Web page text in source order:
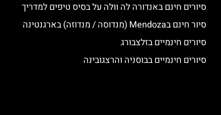
סיורים חינם באנדורה לה וולה על בסיס טיפים למדריך
סיור חינם בMendoza (מנדוסה / מנדוזה) בארגנטינה
סיורים חינמיים בזלצבורג
סיורים חינמיים בבוסניה והרצגובינה